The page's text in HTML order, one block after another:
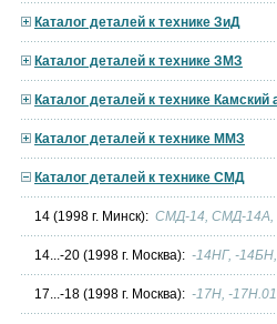
Каталог деталей к технике ЗиД
Каталог деталей к технике ЗМЗ
Каталог деталей к технике Камский
Каталог деталей к технике ММЗ
Каталог деталей к технике СМД
14 (1998 г. Минск): СМД-14, СМД-
14...-20 (1998 г. Москва): -14НГ, -
17...-18 (1998 г. Москва): -17Н, -